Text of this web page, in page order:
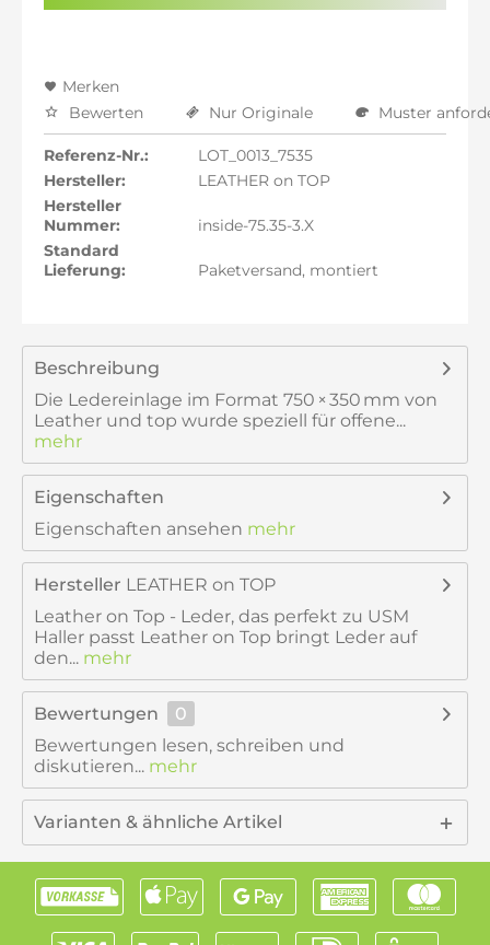
Merken
Bewerten
Nur Originale Muster
Referenz-Nr.:
LOT_0013_7535
Hersteller:
LEATHER on TOP
Hersteller
Nummer:
inside-75.35-3.X
Standard
Lieferung:
Paketversand, montiert
Beschreibung
Die Ledereinlage im Format 750 × 350 mm von
Leather und top wurde speziell für offene...
mehr
Eigenschaften
Eigenschaften ansehen mehr
Hersteller LEATHER on TOP
Leather on Top - Leder, das perfekt zu USM
Haller passt Leather on Top bringt Leder auf
den... mehr
Bewertungen
0
Bewertungen lesen, schreiben und
diskutieren... mehr
Varianten & ähnliche Artikel